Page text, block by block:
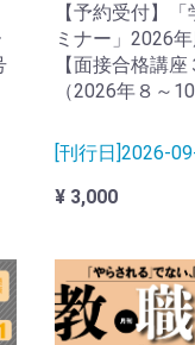
【予約受付】
ミナー」2026
【面接合格講座
（2026年８～10
[刊行日]2026-
¥ 3,000